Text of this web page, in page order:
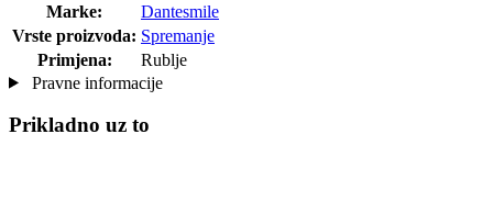
Marke:
Dantesmile
Vrste proizvoda: Spremanje
Primjena:
Rublje
Pravne informacije
Prikladno uz to